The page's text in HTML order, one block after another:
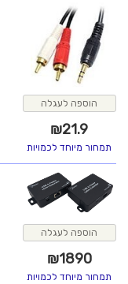
הוספה לעגלה
₪21.9
תמחור מיוחד לכמויות
הוספה לעגלה
₪1890
תמחור מיוחד לכמויות